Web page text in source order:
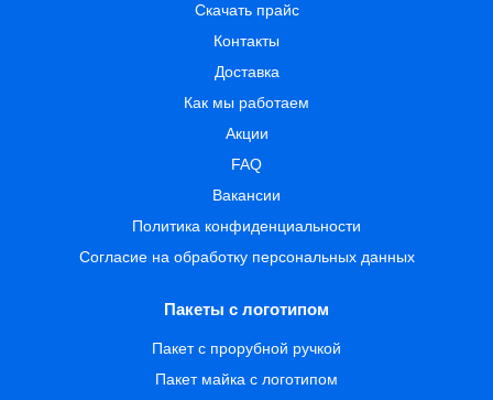
Скачать прайс
Контакты
Доставка
Как мы работаем
Акции
FAQ
Вакансии
Политика конфиденциальности
Согласие на обработку персональных данных
Пакеты с логотипом
Пакет с прорубной ручкой
Пакет майка с логотипом